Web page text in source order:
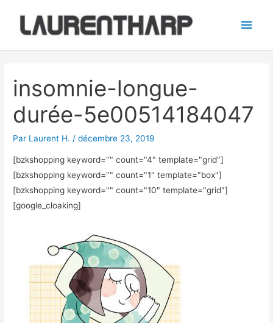
contenu
insomnie-longue-
durée-5e00514184047
Par Laurent H. /décembre 23, 2019
[bzkshopping keyword="" count="4" template="grid"]
[bzkshopping keyword="" count="1" template="box"]
[bzkshopping keyword="" count="10" template="grid"]
[google_cloaking]
articles